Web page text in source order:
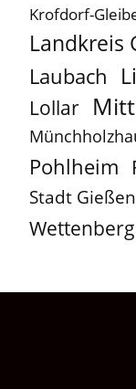
Krofdorf-
Landkreis
Laubach
Lollar
Pohlheim
Stadt Gießen
Wettenberg